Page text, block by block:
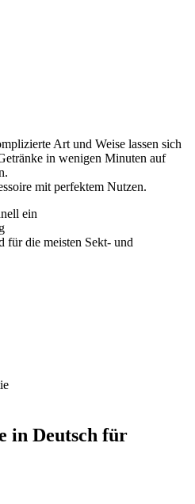
Art und Weise lassen sich
in wenigen Minuten auf
mit perfektem Nutzen.
ein
für die meisten Sekt- und
in Deutsch für